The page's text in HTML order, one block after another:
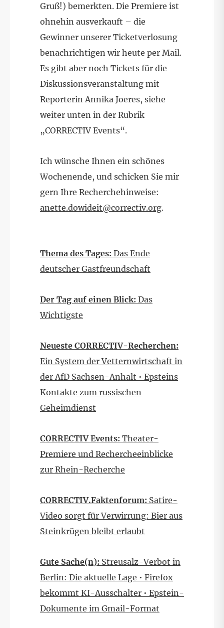
Gruß!) bemerkten. Die Premiere ist
ohnehin ausverkauft – die
Gewinner unserer Ticketverlosung
benachrichtigen wir heute per Mail.
Es gibt aber noch Tickets für die
Diskussionsveranstaltung mit
Reporterin Annika Joeres, siehe
weiter unten in der Rubrik
„CORRECTIV Events“.
Ich wünsche Ihnen ein schönes
Wochenende, und schicken Sie mir
gern Ihre Recherchehinweise:
anette.dowideit@correctiv.org.
Thema des Tages: Das Ende
deutscher Gastfreundschaft
Der Tag auf einen Blick: Das
Wichtigste
Neueste CORRECTIV-Recherchen:
Ein System der Vetternwirtschaft in
der AfD Sachsen-Anhalt • Epsteins
Kontakte zum russischen
Geheimdienst
CORRECTIV Events: Theater-
Premiere und Rechercheeinblicke
zur Rhein-Recherche
CORRECTIV.Faktenforum: Satire-
Video sorgt für Verwirrung: Bier aus
Steinkrügen bleibt erlaubt
Gute Sache(n): Streusalz-Verbot in
Berlin: Die aktuelle Lage • Firefox
bekommt KI-Ausschalter • Epstein-
Dokumente im Gmail-Format